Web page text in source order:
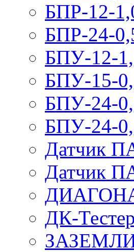
БПР-12-
БПР-24-
БПУ-12-
БПУ-15-
БПУ-24-
БПУ-24-
Датчик
Датчик
ДК-Тестер